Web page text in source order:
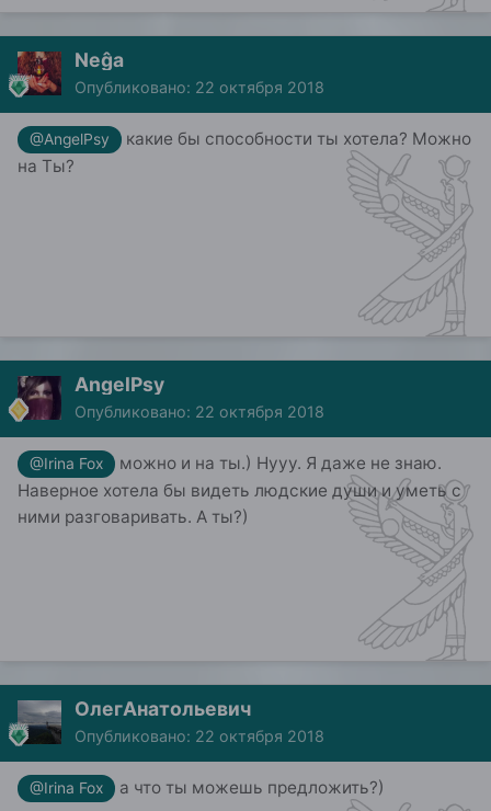
Neĝa
Опубликовано: 22 октября 2018
@AngelPsy
какие бы способности ты хотела? Можно
на Ты?
AngelPsy
Опубликовано: 22 октября 2018
@Irina Fox
можно и на ты.) Нууу. Я даже не знаю.
Наверное хотела бы видеть людские души и уметь с
ними разговаривать. А ты?)
ОлегАнатольевич
Опубликовано: 22 октября 2018
@Irina Fox а что ты можешь предложить?)